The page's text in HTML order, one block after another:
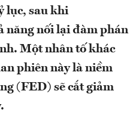
lục, sau khi
năng nối lại đàm phán
Một nhân tố khác
phiên này là niềm
(FED) sẽ cắt giảm